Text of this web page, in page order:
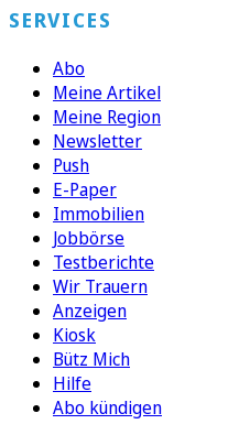
SERVICES
Abo
Meine Artikel
Meine Region
Newsletter
Push
E-Paper
Immobilien
Jobbörse
Testberichte
Wir Trauern
Anzeigen
Kiosk
Bütz Mich
Hilfe
Abo kündigen